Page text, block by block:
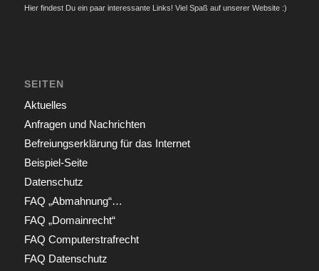
Hier findest Du ein paar interessante Links! Viel Spaß auf unserer Website :)
SEITEN
Aktuelles
Anfragen und Nachrichten
Befreiungserklärung für das Internet
Beispiel-Seite
Datenschutz
FAQ „Abmahnung“…
FAQ „Domainrecht“
FAQ Computerstrafrecht
FAQ Datenschutz